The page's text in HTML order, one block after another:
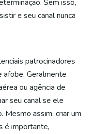
Sem isso,
e seu canal nunca
patrocinadores
afobe. Geralmente
ou agência de
seu canal se ele
Mesmo assim, criar um
é importante,